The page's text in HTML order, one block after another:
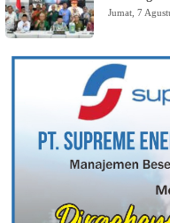
Jumat, 7